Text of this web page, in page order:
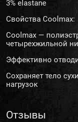
3% elastane
Свойства Coolmax:
Coolmax —
четырехжильной
Эффективно
Cохраняет тело
нагрузок
Отзывы